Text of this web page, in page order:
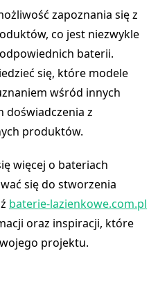
zapoznania się z
co jest niezwykle
baterii.
się, które modele
wśród innych
doświadczenia z
produktów.
więcej o bateriach
się do stworzenia
baterie-lazienkowe.com.pl
oraz inspiracji, które
projektu.